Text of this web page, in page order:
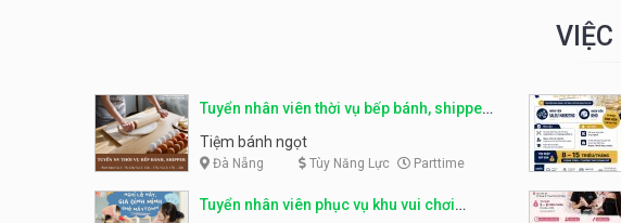
Tuyển nhân viên thời vụ bếp bánh, shipper
parttime
Tiệm bánh ngọt
Đà Nẵng Tùy Năng Lực Parttime
Tuyển nhân viên phục vụ khu vui chơi